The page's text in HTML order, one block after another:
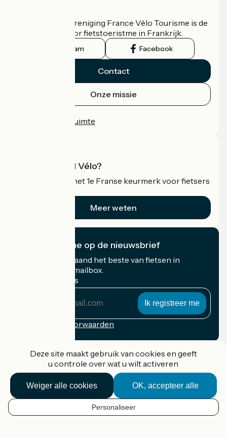
NL
De nationale vereniging France Vélo Tourisme is de
officiële gids voor fietstoeristme in Frankrijk.
Instagram Facebook
Contact
Onze missie
Professionele ruimte
Wat is Accueil Vélo?
Accueil Vélo is het 1e Franse keurmerk voor fietsers
Meer weten
Ik abonneer me op de nieuwsbrief
Ontvang elke maand het beste van fietsen in
Frankrijk in uw mailbox.
Mijn e-mailadres
Inschrijvingsvoorwaarden
Accueil Vélo Pro
Contact
Wettelijke informatie
Deze site maakt gebruik van cookies en geeft
u controle over wat u wilt activeren
OK, accepteer alle
Weiger alle cookies
Personaliseer